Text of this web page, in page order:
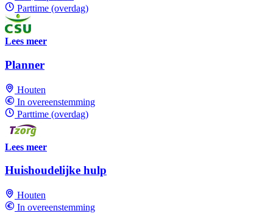
Parttime (overdag)
Lees meer
Planner
Houten
In overeenstemming
Parttime (overdag)
Lees meer
Huishoudelijke hulp
Houten
In overeenstemming